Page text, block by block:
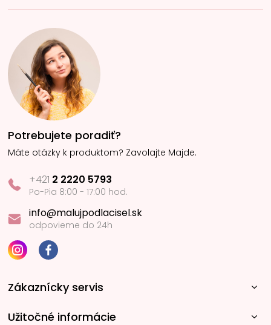
Potrebujete poradiť?
Máte otázky k produktom? Zavolajte Majde.
+421 2 2220 5793
Po-Pia 8:00 - 17:00 hod.
info@malujpodlacisel.sk
odpovieme do 24h
Zákaznícky servis
Užitočné informácie